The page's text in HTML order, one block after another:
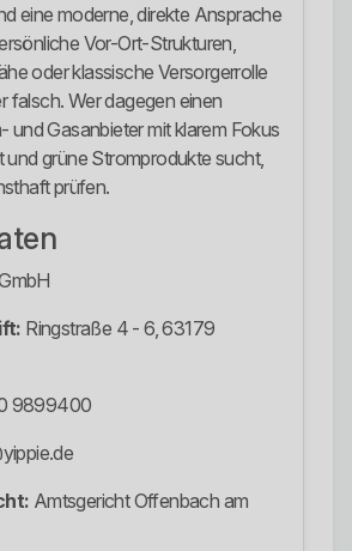
eine moderne, direkte Ansprache
Vor-Ort-Strukturen,
oder klassische Versorgerrolle
falsch. Wer dagegen einen
und Gasanbieter mit klarem Fokus
und grüne Stromprodukte sucht,
prüfen.
Ringstraße 4 - 6, 63179
9899400
Amtsgericht Offenbach am